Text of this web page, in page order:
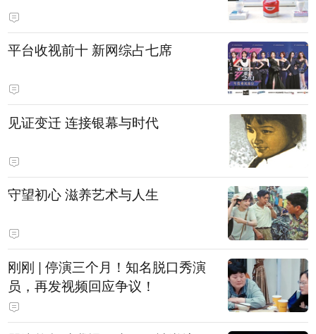
平台收视前十 新网综占七席
见证变迁 连接银幕与时代
守望初心 滋养艺术与人生
刚刚 | 停演三个月！知名脱口秀演
员，再发视频回应争议！